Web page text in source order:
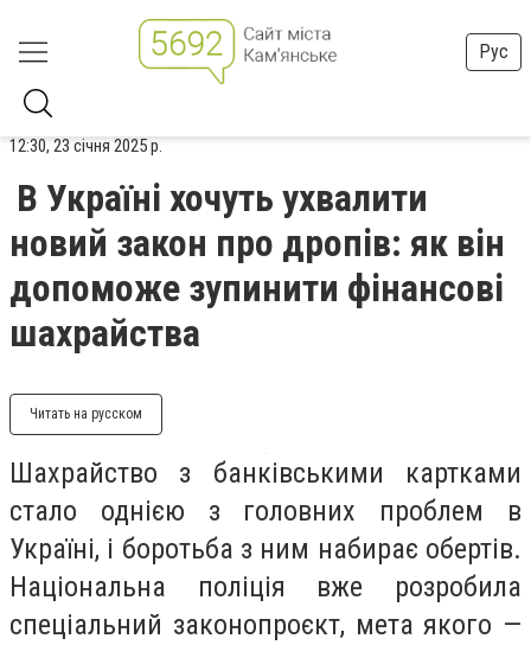
Рус
12:30, 23 січня 2025 р.
В Україні хочуть ухвалити
новий закон про дропів: як він
допоможе зупинити фінансові
шахрайства
Читать на русском
Шахрайство з банківськими картками
стало однією з головних проблем в
Україні, і боротьба з ним набирає обертів.
Національна поліція вже розробила
спеціальний законопроєкт, мета якого —